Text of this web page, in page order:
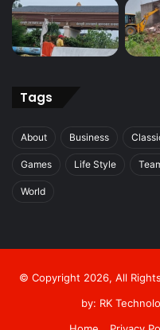
Tags
About Business
Games Life Style
World
© Copyright 2026, All
by: RK